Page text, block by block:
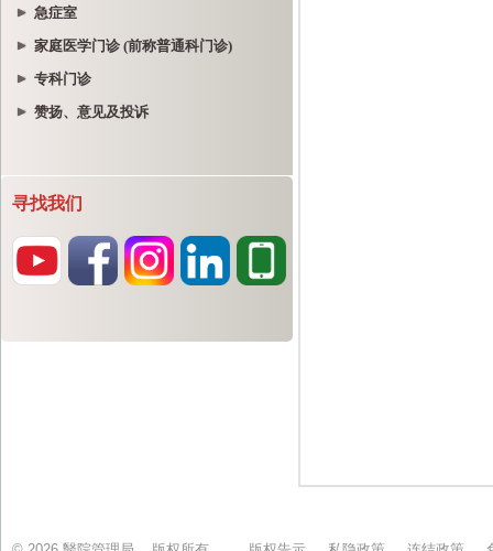
急症室
家庭医学门诊 (前称普通科门诊)
专科门诊
赞扬、意见及投诉
寻找我们